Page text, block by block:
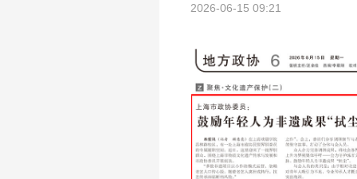
2026-06-15 09:21